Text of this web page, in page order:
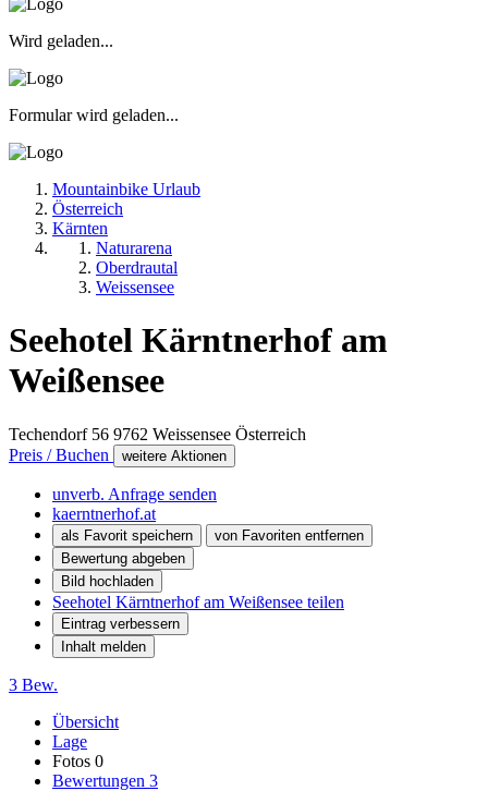
Wird geladen...
Formular wird geladen...
Mountainbike Urlaub
Österreich
Kärnten
Naturarena
Oberdrautal
Weissensee
Seehotel Kärntnerhof am
Weißensee
Techendorf 56 9762 Weissensee Österreich
Preis / Buchen
weitere Aktionen
unverb. Anfrage senden
kaerntnerhof.at
als Favorit speichern
von Favoriten entfernen
Bewertung abgeben
Bild hochladen
Seehotel Kärntnerhof am Weißensee teilen
Eintrag verbessern
Inhalt melden
3 Bew.
Übersicht
Lage
Fotos 0
Bewertungen 3